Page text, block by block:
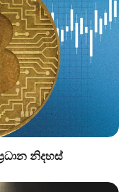
නිදහස්